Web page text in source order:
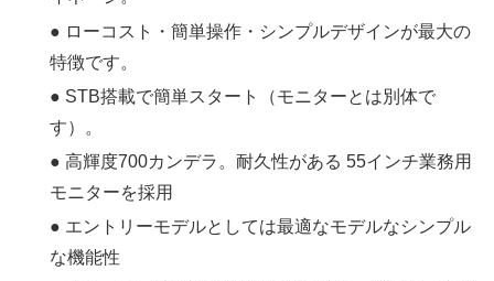
● ローコスト・簡単操作・シンプルデザインが最大の
特徴です。
● STB搭載で簡単スタート（モニターとは別体で
す）。
● 高輝度700カンデラ。耐久性がある 55インチ業務用
モニターを採用
● エントリーモデルとしては最適なモデルなシンプル
な機能性